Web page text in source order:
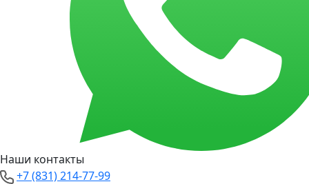
Наши контакты
+7 (831) 214-77-99